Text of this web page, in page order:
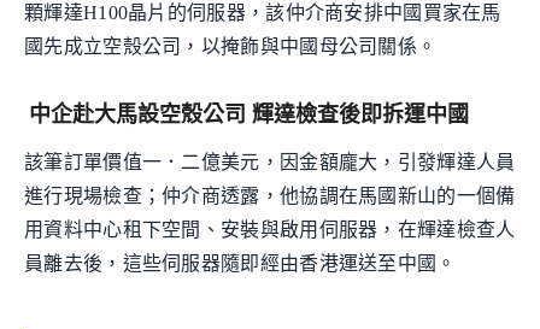
顆輝達H100晶片的伺服器，該仲介商安排中國買家在馬
國先成立空殼公司，以掩飾與中國母公司關係。
中企赴大馬設空殼公司 輝達檢查後即拆運中國
該筆訂單價值一．二億美元，因金額龐大，引發輝達人員
進行現場檢查；仲介商透露，他協調在馬國新山的一個備
用資料中心租下空間、安裝與啟用伺服器，在輝達檢查人
員離去後，這些伺服器隨即經由香港運送至中國。